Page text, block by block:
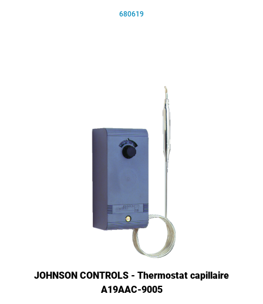
680619
JOHNSON CONTROLS - Thermostat capillaire
A19AAC-9005